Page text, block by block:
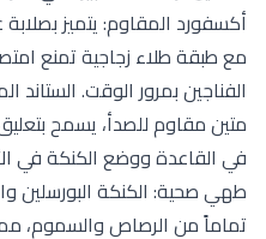
أكسفورد المقاوم: يتميز
مع طبقة طلاء زجاجية تمنع
الفناجين بمرور الوقت.
متين مقاوم للصدأ، يسمح
في القاعدة ووضع الكنكة في
طهي صحية: الكنكة البورسلين